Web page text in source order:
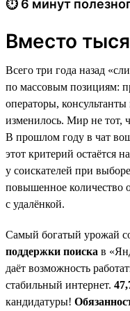
⏱ 6 минут
Вместо
Всего три года назад
по массовым позициям:
операторы,
изменилось. Мир не тот,
В прошлом году в чат
этот критерий остаётся
у соискателей при
повышенное количество
с удалёнкой.
Самый богатый урожай
поддержки поиска в
даёт возможность
стабильный интернет.
кандидатуры!